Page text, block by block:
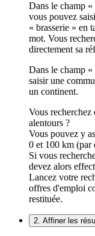
Dans le champ
vous pouvez
« brasserie » en
mot. Vous
directement sa
Dans le champ
saisir une
un continent.
Vous recherchez
alentours ?
Vous pouvez y
0 et 100 km (par
Si vous
devez alors
Lancez votre
offres d'emploi
restituée.
2. Affiner les